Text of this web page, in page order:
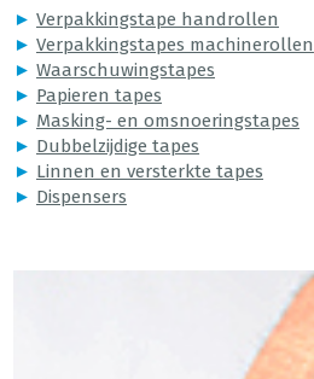
► Verpakkingstape handrollen
► Verpakkingstapes machinerollen
► Waarschuwingstapes
► Papieren tapes
► Masking- en omsnoeringstapes
► Dubbelzijdige tapes
► Linnen en versterkte tapes
► Dispensers